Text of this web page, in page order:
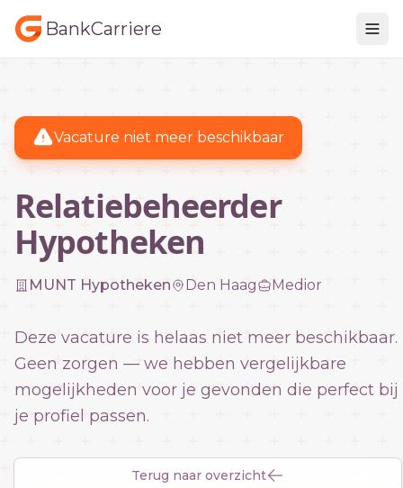
BankCarriere
Vacature niet meer beschikbaar
Relatiebeheerder
Hypotheken
MUNT Hypotheken Den Haag Medior
Deze vacature is helaas niet meer beschikbaar.
Geen zorgen — we hebben vergelijkbare
mogelijkheden voor je gevonden die perfect bij
je profiel passen.
Terug naar overzicht